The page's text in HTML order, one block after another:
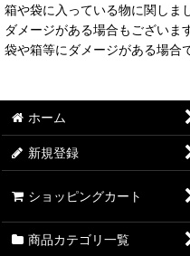
箱や袋に入っている物に関しま
ダメージがある場合もございます
袋や箱等にダメージがある場合
ホーム
新規登録
ショッピングカート
商品カテゴリ一覧